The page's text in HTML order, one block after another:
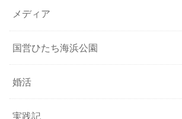
メディア
国営ひたち海浜公園
婚活
実践記